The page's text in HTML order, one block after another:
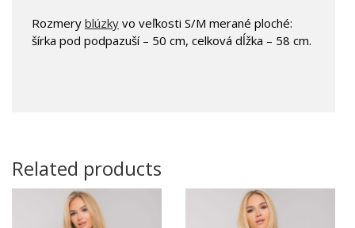
Rozmery blúzky vo veľkosti S/M merané ploché:
šírka pod podpazuší – 50 cm, celková dĺžka – 58 cm.
Related products